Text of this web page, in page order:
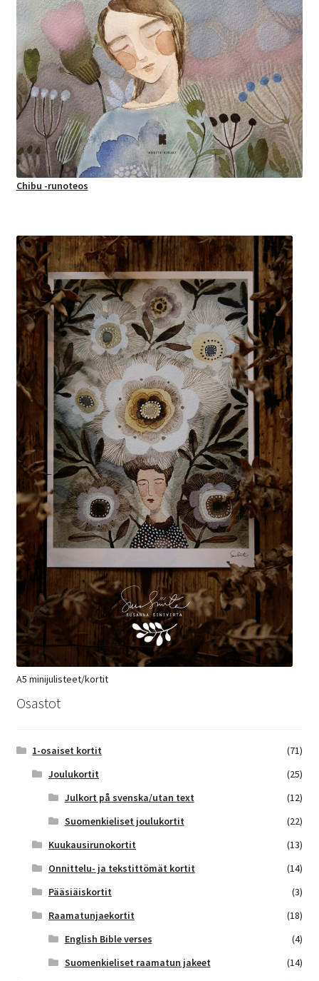
Chibu -runoteos
A5 minijulisteet/kortit
Osastot
1-osaiset kortit
(71)
Joulukortit
(25)
Julkort på svenska/utan text
(12)
Suomenkieliset joulukortit
(22)
Kuukausirunokortit
(13)
Onnittelu- ja tekstittömät kortit
(14)
Pääsiäiskortit
(3)
Raamatunjaekortit
(18)
English Bible verses
(4)
Suomenkieliset raamatun jakeet
(14)